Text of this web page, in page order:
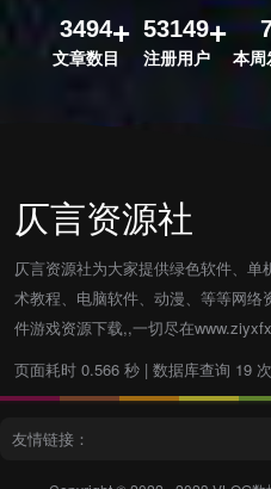
3494
文章数目
53149
注册用户 本周
仄言资源社
仄言资源社为大家提供绿色软件、
术教程、电脑软件、动漫、等等网
件游戏资源下载,,一切尽在
页面耗时 0.566 秒 | 数据库查询 19
友情链接：